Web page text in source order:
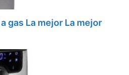
gas La mejor La mejor